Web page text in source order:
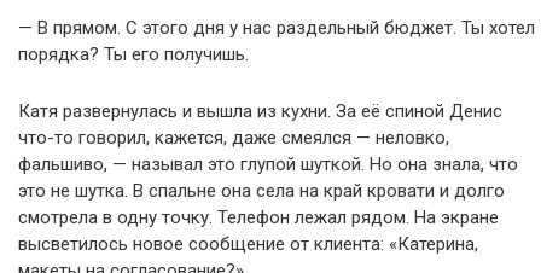
— В прямом. С этого дня у нас раздельный бюджет. Ты хотел
порядка? Ты его получишь.
Катя развернулась и вышла из кухни. За её спиной Денис
что-то говорил, кажется, даже смеялся — неловко,
фальшиво, — называл это глупой шуткой. Но она знала, что
это не шутка. В спальне она села на край кровати и долго
смотрела в одну точку. Телефон лежал рядом. На экране
высветилось новое сообщение от клиента: «Катерина,